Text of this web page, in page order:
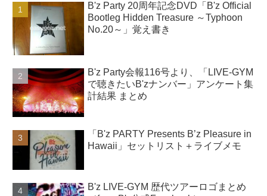
B'z Party 20周年記念DVD「B'z Official
Bootleg Hidden Treasure ～Typhoon
No.20～」覚え書き
B'z Party会報116号より、「LIVE-GYM
で聴きたいB'zナンバー」アンケート集
計結果 まとめ
「B'z PARTY Presents B’z Pleasure in
Hawaii」セットリスト＋ライブメモ
B'z LIVE-GYM 歴代ツアーロゴまとめ